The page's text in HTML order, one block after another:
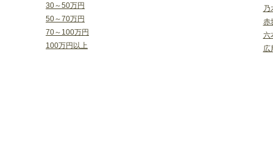
30～50万円
50～70万円
70～100万円
100万円以上
乃
赤
六
広